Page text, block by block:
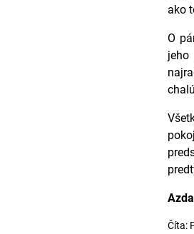
ako
O
jeho
Azda
Číta: